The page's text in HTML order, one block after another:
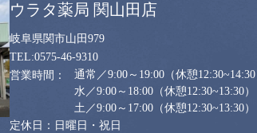
ウラタ薬局 関山田店
岐阜県関市山田979
0575-46-9310
通常／9:00～19:00 （休憩12:30~14:30
水／9:00～18:00 （休憩12:30~13:30）
土／9:00～17:00 （休憩12:30~13:30）
日曜日・祝日